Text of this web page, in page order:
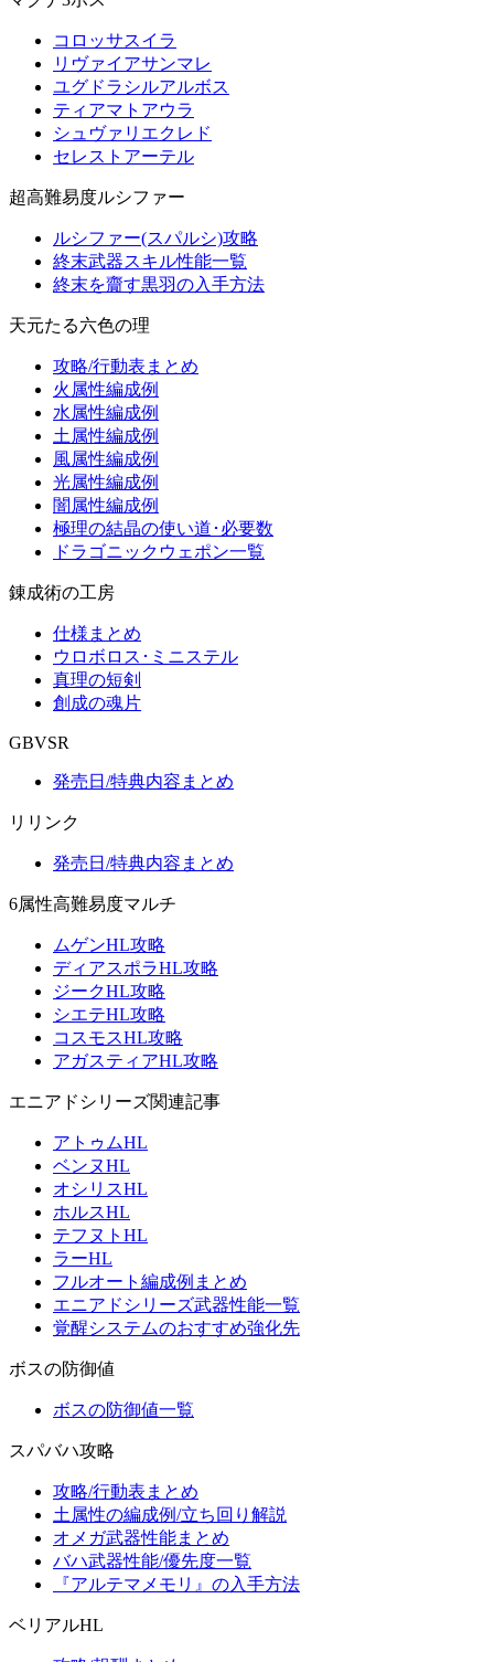
コロッサスイラ
リヴァイアサンマレ
ユグドラシルアルボス
ティアマトアウラ
シュヴァリエクレド
セレストアーテル
超高難易度ルシファー
ルシファー(スパルシ)攻略
終末武器スキル性能一覧
終末を齎す黒羽の入手方法
天元たる六色の理
攻略/行動表まとめ
火属性編成例
水属性編成例
土属性編成例
風属性編成例
光属性編成例
闇属性編成例
極理の結晶の使い道･必要数
ドラゴニックウェポン一覧
錬成術の工房
仕様まとめ
ウロボロス･ミニステル
真理の短剣
創成の魂片
GBVSR
発売日/特典内容まとめ
リリンク
発売日/特典内容まとめ
6属性高難易度マルチ
ムゲンHL攻略
ディアスポラHL攻略
ジークHL攻略
シエテHL攻略
コスモスHL攻略
アガスティアHL攻略
エニアドシリーズ関連記事
アトゥムHL
ベンヌHL
オシリスHL
ホルスHL
テフヌトHL
ラーHL
フルオート編成例まとめ
エニアドシリーズ武器性能一覧
覚醒システムのおすすめ強化先
ボスの防御値
ボスの防御値一覧
スパバハ攻略
攻略/行動表まとめ
土属性の編成例/立ち回り解説
オメガ武器性能まとめ
バハ武器性能/優先度一覧
『アルテマメモリ』の入手方法
ベリアルHL